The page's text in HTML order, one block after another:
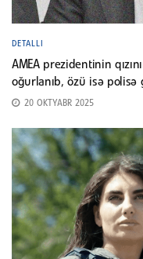
DETALLI
AMEA prezidentinin
oğurlanıb, özü isə polisə
20 OKTYABR 2025